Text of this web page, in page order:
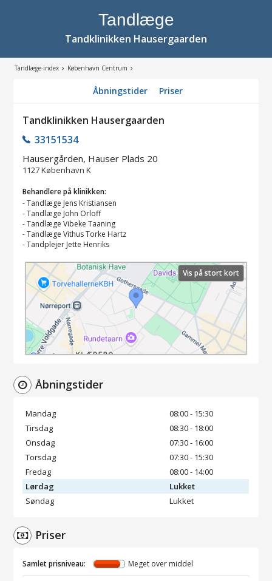
Tandlæge
Tandklinikken Hausergaarden
Tandlæge-index København Centrum
Åbningstider Priser
Tandklinikken Hausergaarden
33151534
Hausergården, Hauser Plads 20
1127København K
Behandlere på klinikken:
-Tandlæge Jens Kristiansen
-Tandlæge John Orloff
-Tandlæge Vibeke Taaning
-Tandlæge Vithus Torke Hartz
-Tandplejer Jette Henriks
Vis på stort kort
Åbningstider
Mandag
08:00 - 15:30
Tirsdag
08:30 - 18:00
Onsdag
07:30 - 16:00
Torsdag
07:30 - 15:30
Fredag
08:00 - 14:00
Lørdag
Lukket
Søndag
Lukket
Priser
Samlet prisniveau: Meget over middel